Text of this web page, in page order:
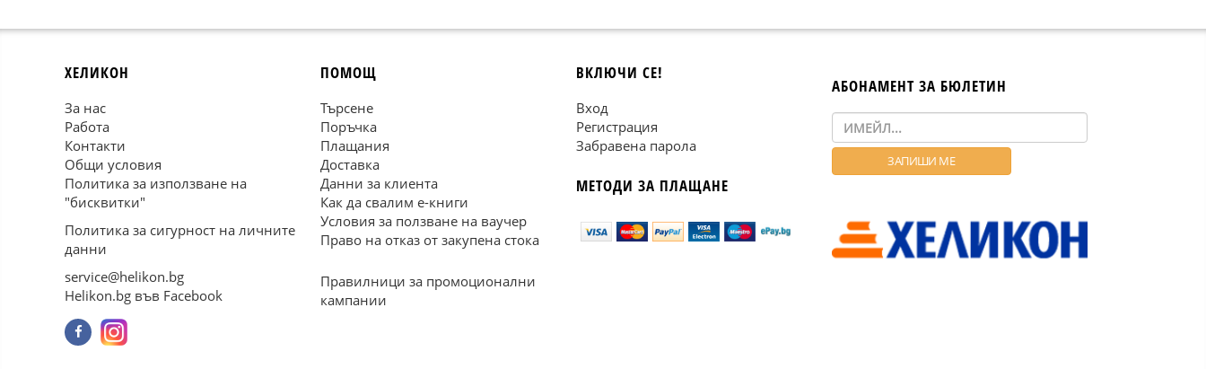
ХЕЛИКОН
За нас
Работа
Контакти
Общи условия
Политика за използване на
"бисквитки"
Политика за сигурност на личните
данни
service@helikon.bg
Helikon.bg във Facebook
ПОМОЩ
Търсене
Поръчка
Плащания
Доставка
Данни за клиента
Как да свалим е-книги
Условия за ползване на ваучер
Право на отказ от закупена стока
Правилници за промоционални
кампании
ВКЛЮЧИ СЕ!
Вход
Регистрация
Забравена парола
МЕТОДИ ЗА ПЛАЩАНЕ
АБОНАМЕНТ ЗА БЮЛЕТИН